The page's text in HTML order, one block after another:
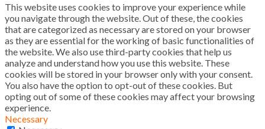
This website uses cookies to improve your experience while
you navigate through the website. Out of these, the cookies
that are categorized as necessary are stored on your browser
as they are essential for the working of basic functionalities of
the website. We also use third-party cookies that help us
analyze and understand how you use this website. These
cookies will be stored in your browser only with your consent.
You also have the option to opt-out of these cookies. But
opting out of some of these cookies may affect your browsing
experience.
Necessary